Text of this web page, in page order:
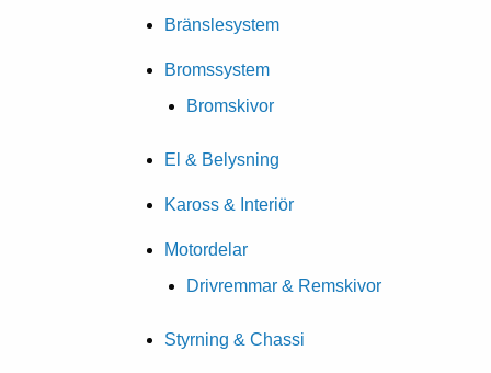
Bränslesystem
Bromssystem
Bromskivor
El & Belysning
Kaross & Interiör
Motordelar
Drivremmar & Remskivor
Styrning & Chassi